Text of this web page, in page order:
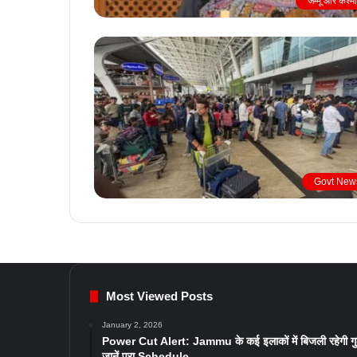
Govt
Most Viewed Posts
January 2, 2026
Power Cut Alert: Jammu के कई इलाकों में बिजली रहेगी